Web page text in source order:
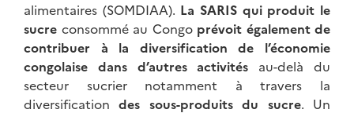
alimentaires (SOMDIAA). La SARIS qui produit le
sucre consommé au Congo prévoit également de
contribuer à la diversification de l’économie
congolaise dans d’autres activités au-delà du
secteur sucrier notamment à travers la
diversificationdes sous-produits du sucre. Un